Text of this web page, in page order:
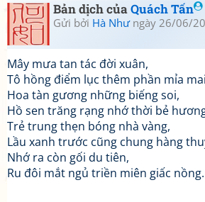
Bản dịch củaQuách Tấn
Gửi bởi Hà Nhưngày 26/06/
Mây mưa tan tác đời xuân,
Tô hồng điểm lục thêm phần mỉa
Hoa tàn gương những biếng soi,
Hồ sen trăng rạng nhớ thời bẻ
Trẻ trung thẹn bóng nhà vàng,
Lầu xanh trước cũng chung hàng
Nhớ ra còn gối du tiên,
Ru đôi mắt ngủ triền miên giấc nồng.